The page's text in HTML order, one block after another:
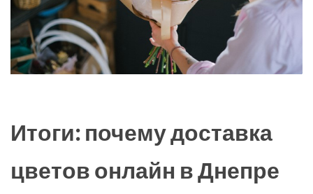
Итоги: почему доставка
цветов онлайн в Днепре